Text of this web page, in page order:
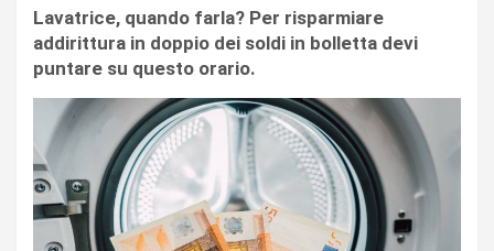
Lavatrice, quando farla? Per risparmiare
addirittura in doppio dei soldi in bolletta devi
puntare su questo orario.